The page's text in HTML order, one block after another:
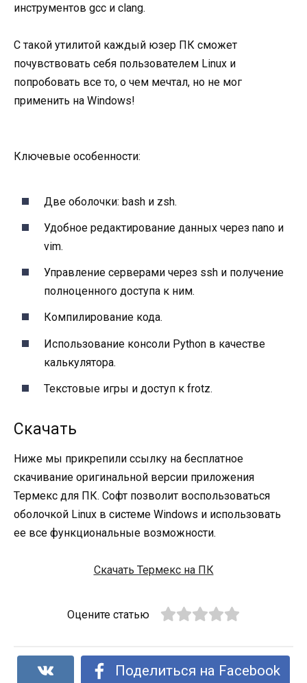
инструментов gcc и clang.
С такой утилитой каждый юзер ПК сможет
почувствовать себя пользователем Linux и
попробовать все то, о чем мечтал, но не мог
применить на Windows!
Ключевые особенности:
Две оболочки: bash и zsh.
Удобное редактирование данных через nano и
vim.
Управление серверами через ssh и получение
полноценного доступа к ним.
Компилирование кода.
Использование консоли Python в качестве
калькулятора.
Текстовые игры и доступ к frotz.
Скачать
Ниже мы прикрепили ссылку на бесплатное
скачивание оригинальной версии приложения
Термекс для ПК. Софт позволит воспользоваться
оболочкой Linux в системе Windows и использовать
ее все функциональные возможности.
Скачать Термекс на ПК
Оцените статью
Поделиться на Facebook